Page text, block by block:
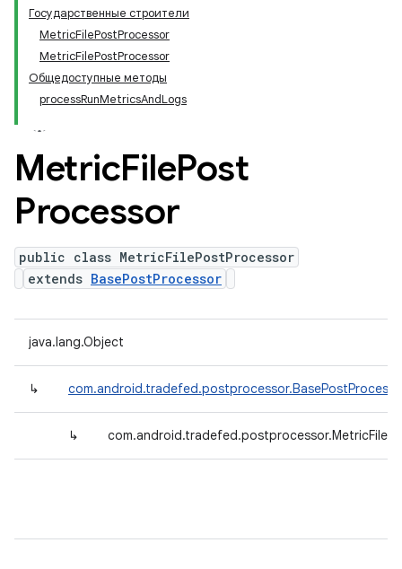
Государственные строители
MetricFilePostProcessor
MetricFilePostProcessor
Общедоступные методы
processRunMetricsAndLogs
MetricFilePost
Processor
public class MetricFilePostProcessor
extends BasePostProcessor
java.lang.Object
↳
↳